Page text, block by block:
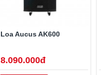
Loa Aucus AK600
8.090.000đ